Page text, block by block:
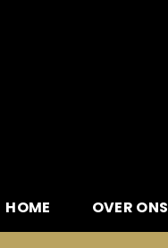
HOME OVER ONS